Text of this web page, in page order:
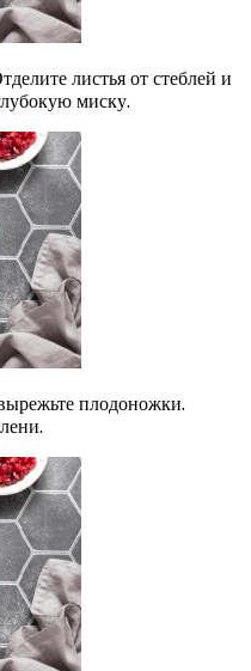
листья от стеблей и
миску.
плодоножки.